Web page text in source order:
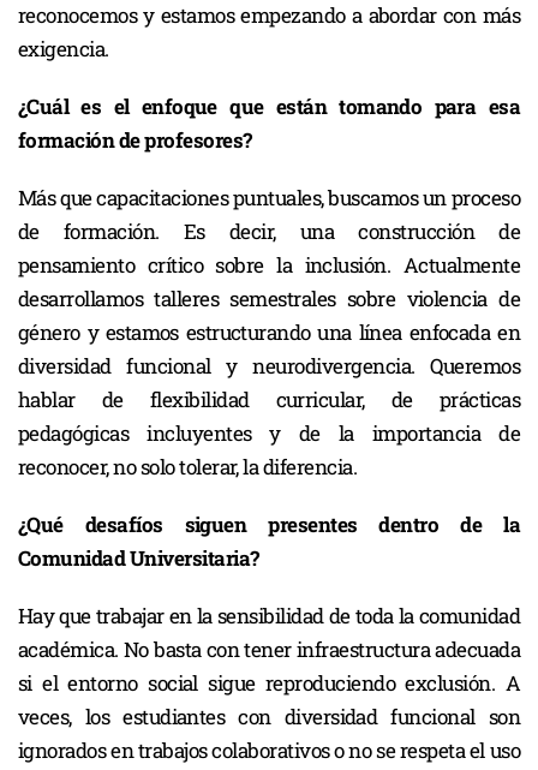
reconocemos y estamos empezando a abordar con más
exigencia.
¿Cuál es el enfoque que están tomando para esa
formación de profesores?
Más que capacitaciones puntuales, buscamos un proceso
de formación. Es decir, una construcción de
pensamiento crítico sobre la inclusión. Actualmente
desarrollamos talleres semestrales sobre violencia de
género y estamos estructurando una línea enfocada en
diversidad funcional y neurodivergencia. Queremos
hablar de flexibilidad curricular, de prácticas
pedagógicas incluyentes y de la importancia de
reconocer, no solo tolerar, la diferencia.
¿Qué desafíos siguen presentes dentro de la
Comunidad Universitaria?
Hay que trabajar en la sensibilidad de toda la comunidad
académica. No basta con tener infraestructura adecuada
si el entorno social sigue reproduciendo exclusión. A
veces, los estudiantes con diversidad funcional son
ignorados en trabajos colaborativos o no se respeta el uso